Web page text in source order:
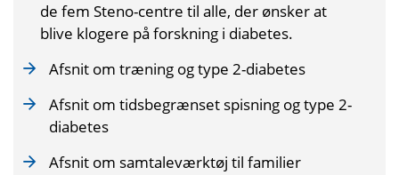
de fem Steno-centre til alle, der ønsker at
blive klogere på forskning i diabetes.
Afsnit om træning og type 2-diabetes
Afsnit om tidsbegrænset spisning og type 2-
diabetes
Afsnit om samtaleværktøj til familier